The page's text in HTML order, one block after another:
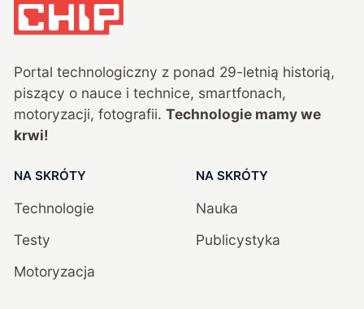
Portal technologiczny z ponad 29-letnią historią,
piszący o nauce i technice, smartfonach,
motoryzacji, fotografii. Technologie mamy we
krwi!
NA SKRÓTY
Technologie
Testy
Motoryzacja
NA SKRÓTY
Nauka
Publicystyka